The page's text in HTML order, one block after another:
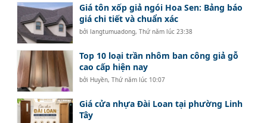
Giá tôn xốp giả ngói Hoa Sen: Bảng báo
giá chi tiết và chuẩn xác
bởilangtumuadong,Thứ năm lúc 23:38
Top 10 loại trần nhôm ban công giả gỗ
cao cấp hiện nay
bởi Huyền,Thứ năm lúc 10:07
Giá cửa nhựa Đài Loan tại phường Linh
Tây